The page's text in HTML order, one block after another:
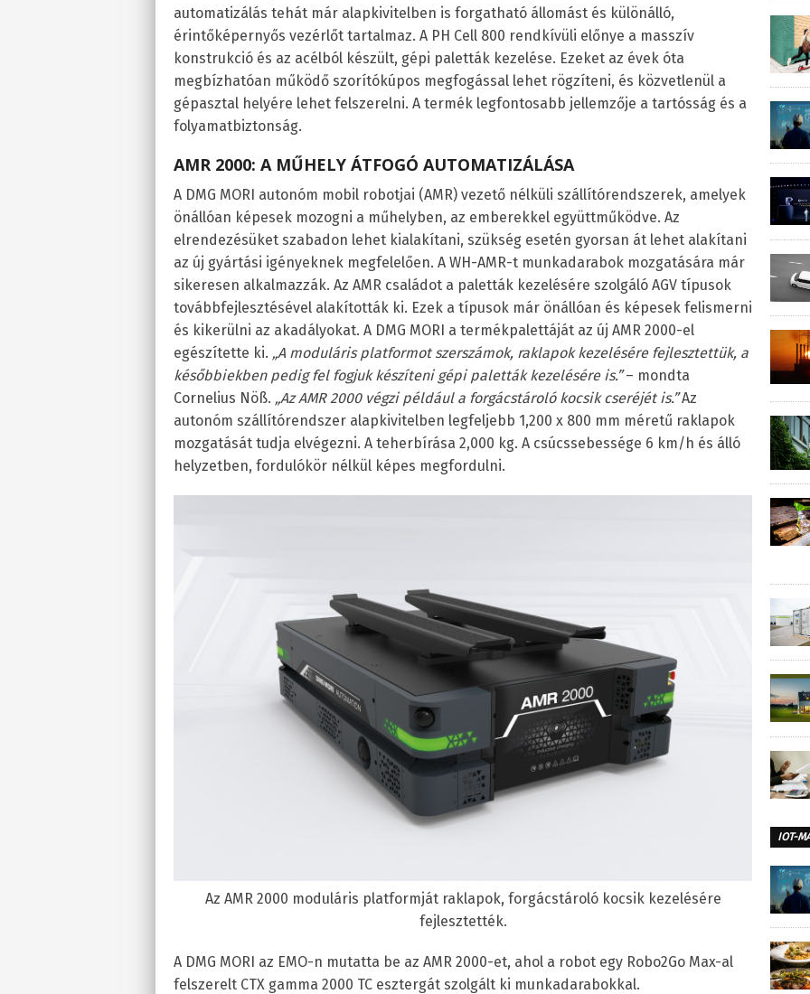
automatizálás tehát már alapkivitelben is forgatható állomást és különálló,
érintőképernyős vezérlőt tartalmaz. A PH Cell 800 rendkívüli előnye a masszív
konstrukció és az acélból készült, gépi paletták kezelése. Ezeket az évek óta
megbízhatóan működő szorítókúpos megfogással lehet rögzíteni, és közvetlenül a
gépasztal helyére lehet felszerelni. A termék legfontosabb jellemzője a tartósság és a
folyamatbiztonság.
AMR 2000: A MŰHELY ÁTFOGÓ AUTOMATIZÁLÁSA
A DMG MORI autonóm mobil robotjai (AMR) vezető nélküli szállítórendszerek, amelyek
önállóan képesek mozogni a műhelyben, az emberekkel együttműködve. Az
elrendezésüket szabadon lehet kialakítani, szükség esetén gyorsan át lehet alakítani
az új gyártási igényeknek megfelelően. A WH-AMR-t munkadarabok mozgatására már
sikeresen alkalmazzák. Az AMR családot a paletták kezelésére szolgáló AGV típusok
továbbfejlesztésével alakították ki. Ezek a típusok már önállóan és képesek felismerni
és kikerülni az akadályokat. A DMG MORI a termékpalettáját az új AMR 2000-el
egészítette ki. „A moduláris platformot szerszámok, raklapok kezelésére fejlesztettük, a
későbbiekben pedig fel fogjuk készíteni gépi paletták kezelésére is.”– mondta
Cornelius Nöß. „Az AMR 2000 végzi például a forgácstároló kocsik cseréjét is.”Az
autonóm szállítórendszer alapkivitelben legfeljebb 1,200 x 800 mm méretű raklapok
mozgatását tudja elvégezni. A teherbírása 2,000 kg. A csúcssebessége 6 km/h és álló
helyzetben, fordulókör nélkül képes megfordulni.
Az AMR 2000 moduláris platformját raklapok, forgácstároló kocsik kezelésére
fejlesztették.
A DMG MORI az EMO-n mutatta be az AMR 2000-et, ahol a robot egy Robo2Go Max-al
felszerelt CTX gamma 2000 TC esztergát szolgált ki munkadarabokkal.
IOT-